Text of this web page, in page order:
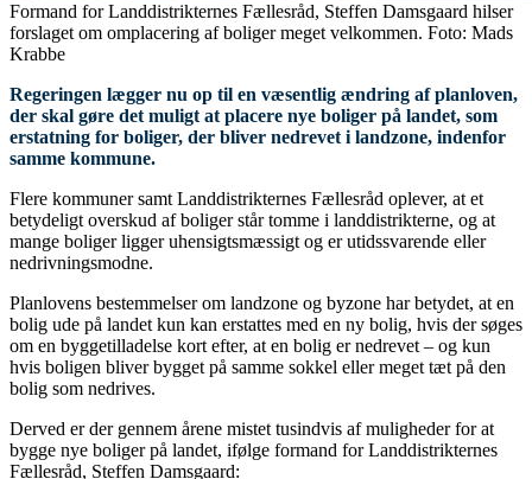
Formand for Landdistrikternes Fællesråd, Steffen Damsgaard hilser
forslaget om omplacering af boliger meget velkommen. Foto: Mads
Krabbe
Regeringen lægger nu op til en væsentlig ændring af planloven,
der skal gøre det muligt at placere nye boliger på landet, som
erstatning for boliger, der bliver nedrevet i landzone, indenfor
samme kommune.
Flere kommuner samt Landdistrikternes Fællesråd oplever, at et
betydeligt overskud af boliger står tomme i landdistrikterne, og at
mange boliger ligger uhensigtsmæssigt og er utidssvarende eller
nedrivningsmodne.
Planlovens bestemmelser om landzone og byzone har betydet, at en
bolig ude på landet kun kan erstattes med en ny bolig, hvis der søges
om en byggetilladelse kort efter, at en bolig er nedrevet – og kun
hvis boligen bliver bygget på samme sokkel eller meget tæt på den
bolig som nedrives.
Derved er der gennem årene mistet tusindvis af muligheder for at
bygge nye boliger på landet, ifølge formand for Landdistrikternes
Fællesråd, Steffen Damsgaard: